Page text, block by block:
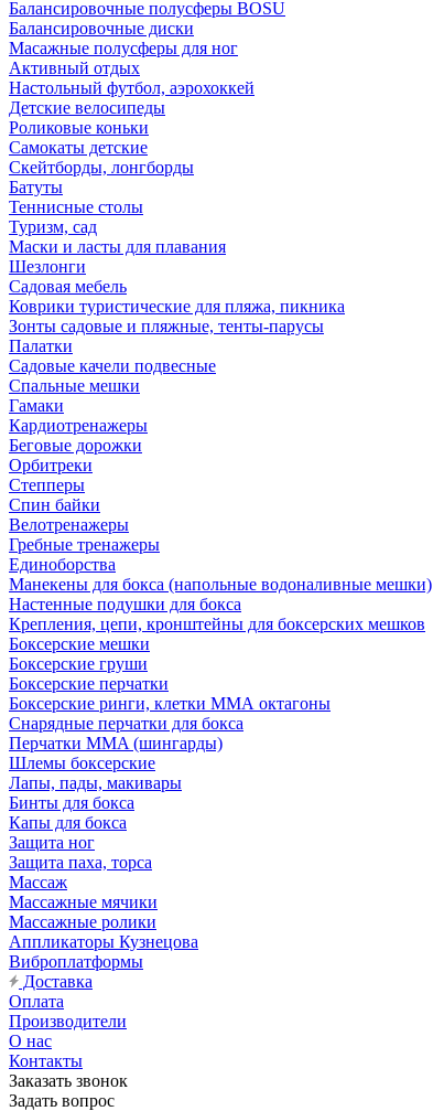
Балансировочные полусферы BOSU
Балансировочные диски
Масажные полусферы для ног
Активный отдых
Настольный футбол, аэрохоккей
Детские велосипеды
Роликовые коньки
Самокаты детские
Скейтборды, лонгборды
Батуты
Теннисные столы
Туризм, сад
Маски и ласты для плавания
Шезлонги
Садовая мебель
Коврики туристические для пляжа, пикника
Зонты садовые и пляжные, тенты-парусы
Палатки
Садовые качели подвесные
Спальные мешки
Гамаки
Кардиотренажеры
Беговые дорожки
Орбитреки
Степперы
Спин байки
Велотренажеры
Гребные тренажеры
Единоборства
Манекены для бокса (напольные водоналивные мешки)
Настенные подушки для бокса
Крепления, цепи, кронштейны для боксерских мешков
Боксерские мешки
Боксерские груши
Боксерские перчатки
Боксерские ринги, клетки ММА октагоны
Снарядные перчатки для бокса
Перчатки MMA (шингарды)
Шлемы боксерские
Лапы, пады, макивары
Бинты для бокса
Капы для бокса
Защита ног
Защита паха, торса
Массаж
Массажные мячики
Массажные ролики
Аппликаторы Кузнецова
Виброплатформы
Доставка
Оплата
Производители
О нас
Контакты
Заказать звонок
Задать вопрос